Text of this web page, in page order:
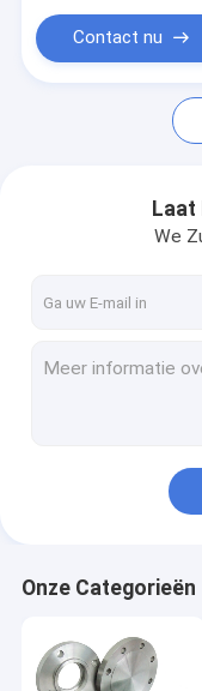
Contact nu
We
Onze Categorieën